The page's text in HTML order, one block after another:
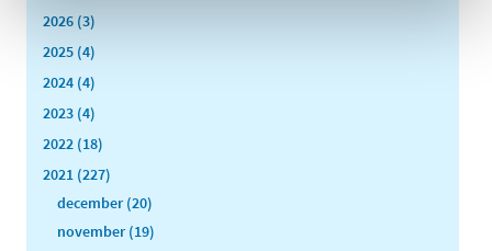
2026 (3)
2025 (4)
2024 (4)
2023 (4)
2022 (18)
2021 (227)
december (20)
november (19)